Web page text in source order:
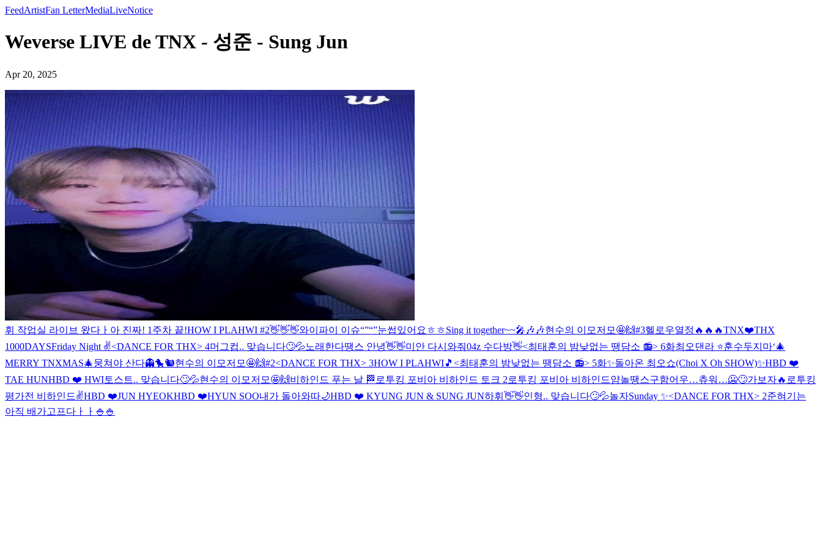
FeedArtistFan LetterMediaLiveNotice
Weverse LIVE de TNX - 성준 - Sung Jun
Apr 20, 2025
휘 작업실 라이브 왔다ㅏ 아 진짜! 1주차 끝!HOW I PLAHWI #2👋👋👋와이파이 이슈“”“”눈썹있어요ㅎㅎSing it together~~🎤🎶🎶현수의 이모저모🤩🙌#3헬로우열정🔥🔥🔥TNX❤️THX
1000DAYSFriday Night ✌️<DANCE FOR THX> 4머그컵.. 맞습니다🙄💦노래한다땡스 안녕👋👋미안 다시와줘04z 수다방👋<최태훈의 밤낮없는 땡담소 📻> 6화최오댄라 ⭐️훈수두지마‘🎄
MERRY TNXMAS🎄뭉쳐야 산다👻🐤🐿️현수의 이모저모🤩🙌#2<DANCE FOR THX> 3HOW I PLAHWI🎵 <최태훈의 밤낮없는 땡담소 📻> 5화✨돌아온 최오쇼(Choi X Oh SHOW)✨HBD ❤️
TAE HUNHBD ❤️ HWI토스트.. 맞습니다🙄💦현수의 이모저모🤩🙌 비하인드 푸는 날 🏁 로투킹 포비아 비하인드 토크 2로투킹 포비아 비하인드얌놀땡스구함어우…츄워…🥶🙄가보자🔥 로투킹
평가전 비하인드✌️HBD ❤️JUN HYEOKHBD ❤️HYUN SOO내가 돌아와따🌙HBD ❤️ KYUNG JUN & SUNG JUN하휘👋👋인형.. 맞습니다🙄💦놀자Sunday ✨<DANCE FOR THX> 2준혀기는
아직 배가고프다ㅏㅏ🍚🍚